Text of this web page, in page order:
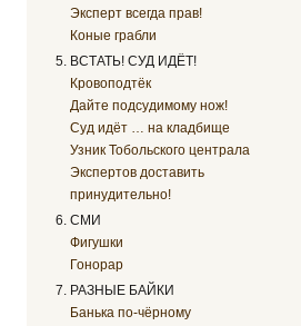
Эксперт всегда прав!
Коные грабли
ВСТАТЬ! СУД ИДЁТ!
Кровоподтёк
Дайте подсудимому нож!
Суд идёт … на кладбище
Узник Тобольского централа
Экспертов доставить
принудительно!
СМИ
Фигушки
Гонорар
РАЗНЫЕ БАЙКИ
Банька по-чёрному